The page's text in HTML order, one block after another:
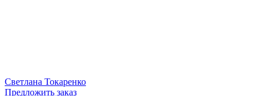
Светлана Токаренко
Предложить заказ